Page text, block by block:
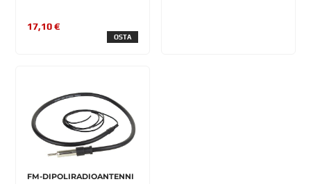
17,10 €
OSTA
FM-DIPOLIRADIOANTENNI